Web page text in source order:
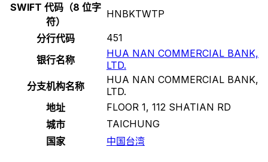
SWIFT 代码（8 位字
符）
HNBKTWTP
分行代码
451
银行名称
HUA NAN COMMERCIAL BANK,
LTD.
分支机构名称
HUA NAN COMMERCIAL BANK,
LTD.
地址
FLOOR 1, 112 SHATIAN RD
城市
TAICHUNG
国家
中国台湾